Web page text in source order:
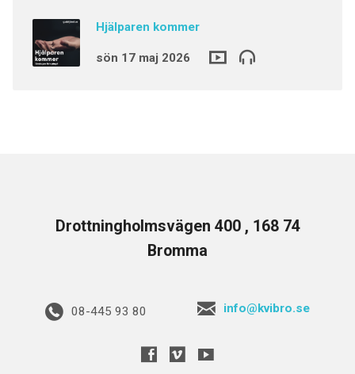
Hjälparen kommer
sön 17 maj 2026
Drottningholmsvägen 400 , 168 74
Bromma
08-445 93 80 info@kvibro.se